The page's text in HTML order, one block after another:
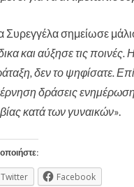
Συρεγγέλα σημείωσε
και αύξησε τις
δεν το ψηφίσατε.
δράσεις
κατά των γυναικών».
Twitter Facebook